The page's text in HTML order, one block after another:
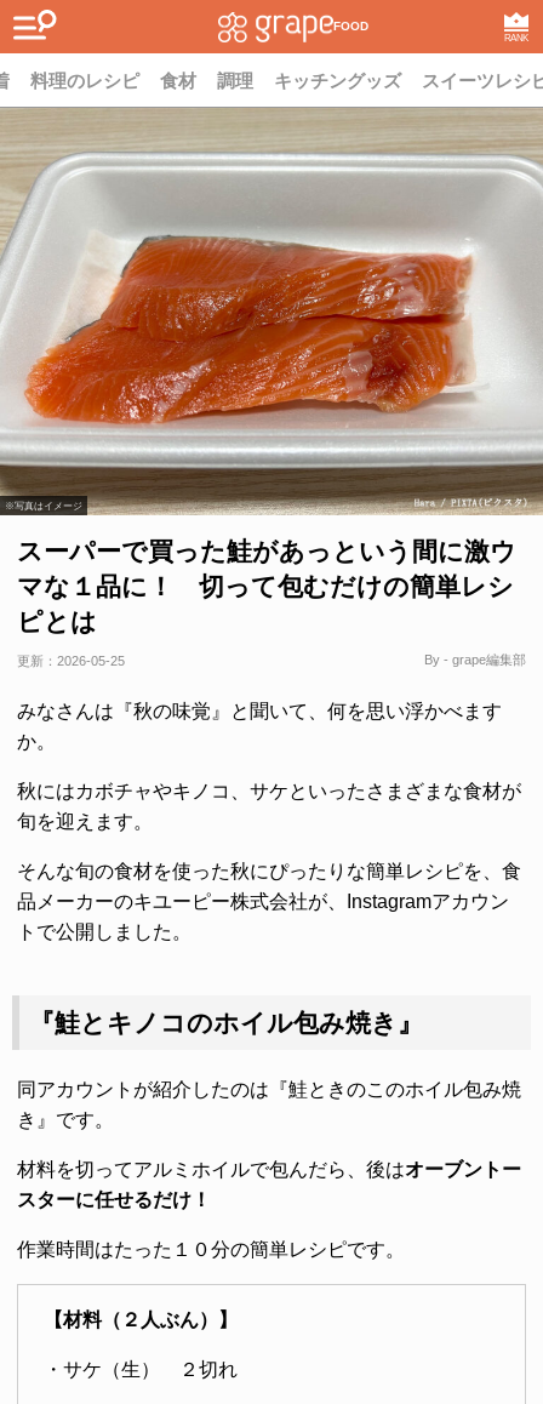
FOOD
RANK
料理のレシピ 食材 調理 キッチングッズ スイーツレシ
※写真はイメージ
スーパーで買った鮭があっという間に激ウ
マな１品に！ 切って包むだけの簡単レシ
ピとは
更新： 2026-05-25 By - grape編集部
みなさんは『秋の味覚』と聞いて、何を思い浮かべます
か。
秋にはカボチャやキノコ、サケといったさまざまな食材が
旬を迎えます。
そんな旬の食材を使った秋にぴったりな簡単レシピを、食
品メーカーのキユーピー株式会社が、Instagramアカウン
トで公開しました。
『鮭とキノコのホイル包み焼き』
同アカウントが紹介したのは『鮭ときのこのホイル包み焼
き』です。
材料を切ってアルミホイルで包んだら、後はオーブントー
スターに任せるだけ！
作業時間はたった１０分の簡単レシピです。
【材料（２人ぶん）】
・サケ（生） ２切れ